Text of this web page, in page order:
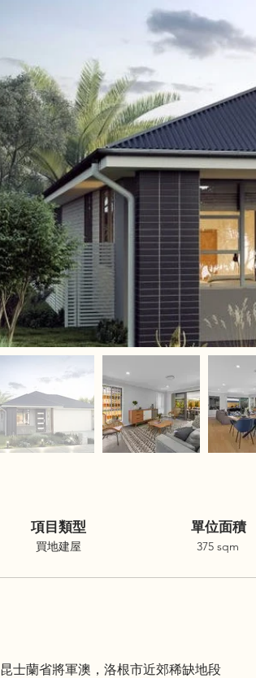
昆士蘭省將軍澳，洛根市近郊稀缺地段
項目類型
買地建屋
單位面積
375 sqm